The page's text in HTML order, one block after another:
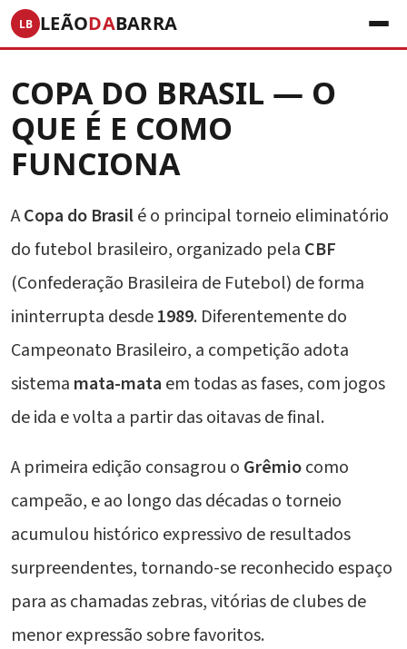
LB LEÃODABARRA
COPA DO BRASIL — O
QUE É E COMO
FUNCIONA
ACopa do Brasilé o principal torneio eliminatório
do futebol brasileiro, organizado pela CBF
(Confederação Brasileira de Futebol) de forma
ininterrupta desde1989. Diferentemente do
Campeonato Brasileiro, a competição adota
sistema mata-mata em todas as fases, com jogos
de ida e volta a partir das oitavas de final.
A primeira edição consagrou o Grêmiocomo
campeão, e ao longo das décadas o torneio
acumulou histórico expressivo de resultados
surpreendentes, tornando-se reconhecido espaço
para as chamadas zebras, vitórias de clubes de
menor expressão sobre favoritos.